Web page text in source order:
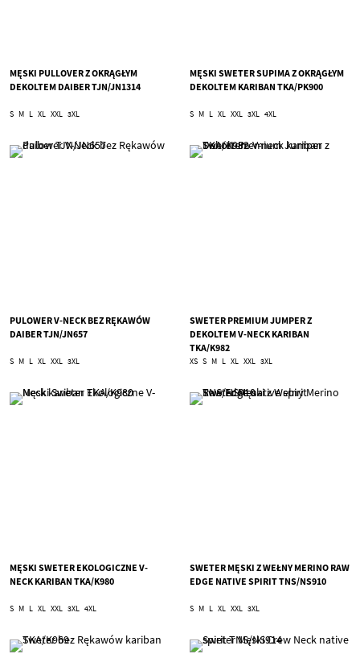
MĘSKI PULLOVER Z OKRĄGŁYM
DEKOLTEM DAIBER TJN/JN1314
S M L XL XXL 3XL
MĘSKI SWETER SUPIMA Z OKRĄGŁYM
DEKOLTEM KARIBAN TKA/PK900
S M L XL XXL 3XL 4XL
PULOWER V-NECK BEZ RĘKAWÓW
DAIBER TJN/JN657
S M L XL XXL 3XL
SWETER PREMIUM JUMPER Z
DEKOLTEM V-NECK KARIBAN
TKA/K982
XS S M L XL XXL 3XL
MĘSKI SWETER EKOLOGICZNE V-
NECK KARIBAN TKA/K980
S M L XL XXL 3XL 4XL
SWETER MĘSKI Z WEŁNY MERINO RAW
EDGE NATIVE SPIRIT TNS/NS910
S M L XL XXL 3XL